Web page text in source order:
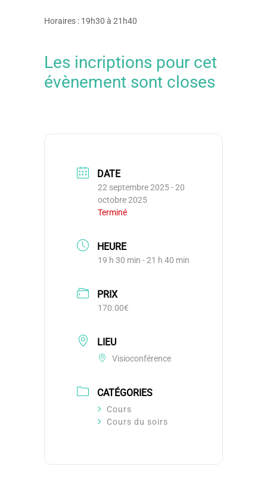
Horaires : 19h30 à 21h40
Les incriptions pour cet
évènement sont closes
DATE
22 septembre 2025- 20
octobre 2025
Terminé
HEURE
19 h 30 min - 21 h 40 min
PRIX
170.00€
LIEU
Visioconférence
CATÉGORIES
Cours
Cours du soirs